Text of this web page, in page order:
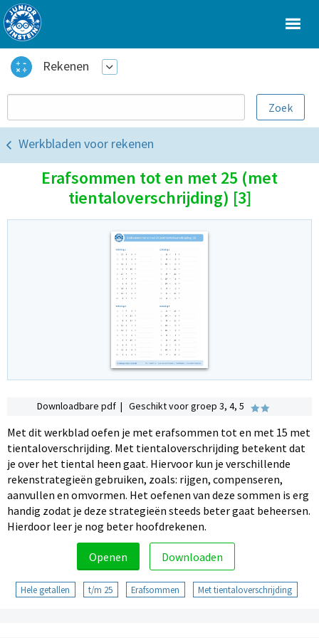
Rekenen
Werkbladen voor rekenen
Erafsommen tot en met 25 (met
tientaloverschrijding) [3]
Downloadbare pdf | Geschikt voor groep 3, 4, 5
Met dit werkblad oefen je met erafsommen tot en met 15 met
tientaloverschrijding. Met tientaloverschrijding betekent dat
je over het tiental heen gaat. Hiervoor kun je verschillende
rekenstrategieën gebruiken, zoals: rijgen, compenseren,
aanvullen en omvormen. Het oefenen van deze sommen is erg
handig zodat je deze strategieën steeds beter gaat beheersen.
Hierdoor leer je nog beter hoofdrekenen.
Openen Downloaden
Hele getallen t/m 25 Erafsommen Met tientaloverschrijding